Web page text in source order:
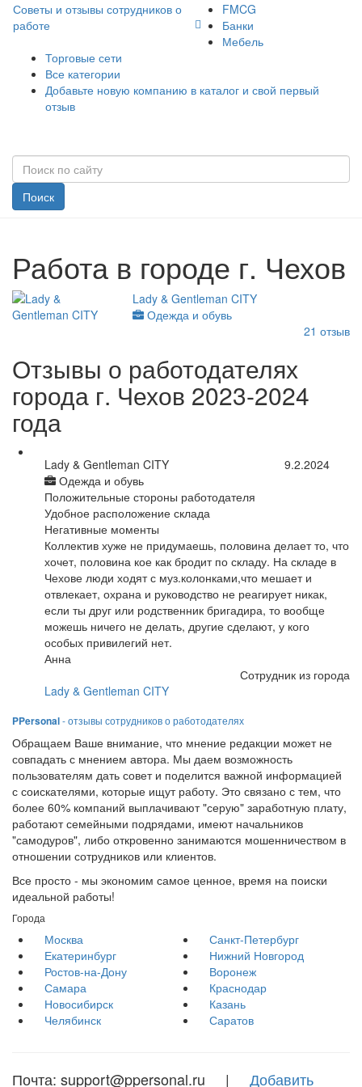
Советы и отзывы сотрудников о
работе
FMCG
Банки
Мебель
Торговые сети
Все категории
Добавьте новую компанию в каталог и свой первый
отзыв
Поиск
Работа в городе г. Чехов
Lady & Gentleman CITY
Одежда и обувь
21 отзыв
Отзывы о работодателях
города г. Чехов 2023-2024
года
Lady & Gentleman CITY
Одежда и обувь
9.2.2024
Положительные стороны работодателя
Удобное расположение склада
Негативные моменты
Коллектив хуже не придумаешь, половина делает то, что
хочет, половина кое как бродит по складу. На складе в
Чехове люди ходят с муз.колонками,что мешает и
отвлекает, охрана и руководство не реагирует никак,
если ты друг или родственник бригадира, то вообще
можешь ничего не делать, другие сделают, у кого
особых привилегий нет.
Анна
Сотрудник из города
Lady & Gentleman CITY
PPersonal- отзывы сотрудников о работодателях
Обращаем Ваше внимание, что мнение редакции может не
совпадать с мнением автора. Мы даем возможность
пользователям дать совет и поделится важной информацией
с соискателями, которые ищут работу. Это связано с тем, что
более 60% компаний выплачивают "серую" заработную плату,
работают семейными подрядами, имеют начальников
"самодуров", либо откровенно занимаются мошенничеством в
отношении сотрудников или клиентов.
Все просто - мы экономим самое ценное, время на поиски
идеальной работы!
Города
Москва
Санкт-Петербург
Екатеринбург
Нижний Новгород
Ростов-на-Дону
Воронеж
Самара
Краснодар
Новосибирск
Казань
Челябинск
Саратов
Почта: support@ppersonal.ru | Добавить